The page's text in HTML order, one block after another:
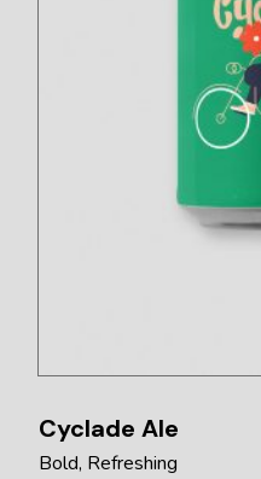
Cyclade Ale
Bold Refreshing